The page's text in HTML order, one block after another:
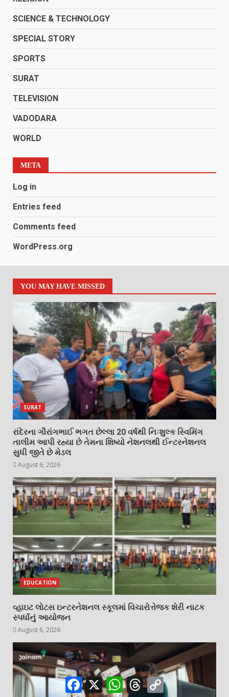
SCIENCE & TECHNOLOGY
SPECIAL STORY
SPORTS
SURAT
TELEVISION
VADODARA
WORLD
META
Log in
Entries feed
Comments feed
WordPress.org
YOU MAY HAVE MISSED
SURAT
રાંદેરના ગૌરાંગભાઈ ભગત છેલ્લા 20 વર્ષથી નિઃશુલ્ક સ્વિમિંગ
તાલીમ આપી રહ્યા છે તેમના શિષ્યો નેશનલથી ઈન્ટરનેશનલ
સુધી જીતે છે મેડલ
August 6, 2026
EDUCATION
વ્હાઇટ લોટસ ઇન્ટરનેશનલ સ્કૂલમાં વિચારોત્તેજક શેરી નાટક
સ્પર્ધાનું આયોજન
August 6, 2026
Facebook
X WhatsApp
ThreadsCopy
Link